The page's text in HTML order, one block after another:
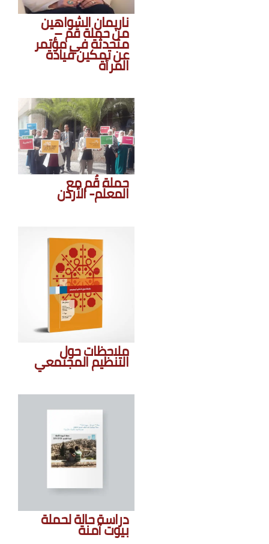
ناريمان الشواهين
من حملة قُم –
متحدثة في مؤتمر
عن تمكين قيادة
المرأة
حملة قُم مع
المعلّم- الأردن
ملاحظات حول
التنظيم المجتمعي
دراسة حالة لحملة
بيوت آمنة